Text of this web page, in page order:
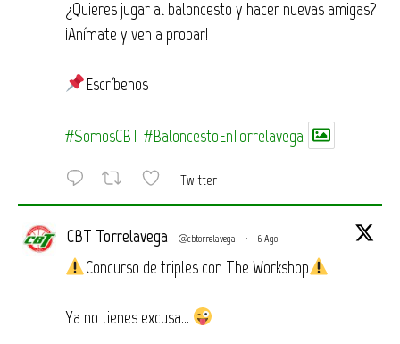
¿Quieres jugar al baloncesto y hacer nuevas amigas?
¡Anímate y ven a probar!
Escríbenos
#SomosCBT #BaloncestoEnTorrelavega
Twitter
CBT Torrelavega @cbtorrelavega · 6 Ago
Concurso de triples con The Workshop
Ya no tienes excusa…